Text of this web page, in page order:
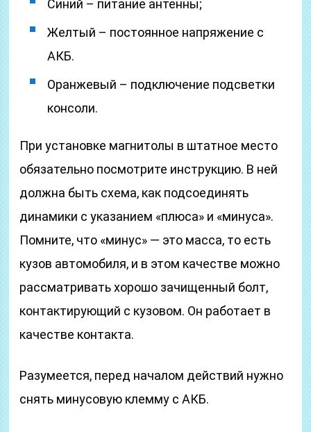
Синий – питание антенны;
Желтый – постоянное напряжение с
АКБ.
Оранжевый – подключение подсветки
консоли.
При установке магнитолы в штатное место
обязательно посмотрите инструкцию. В ней
должна быть схема, как подсоединять
динамики с указанием «плюса» и «минуса».
Помните, что «минус» — это масса, то есть
кузов автомобиля, и в этом качестве можно
рассматривать хорошо зачищенный болт,
контактирующий с кузовом. Он работает в
качестве контакта.
Разумеется, перед началом действий нужно
снять минусовую клемму с АКБ.